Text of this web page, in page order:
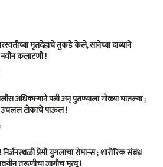
मृतदेहाचे तुकडे केले, सानेच्या दाव्याने
नवीन कलाटणी !
अधिकाऱ्याने पत्नी अन् पुतण्याला गोळ्या घातल्या ;
उचललं टोकाचे पाऊल !
प्रेमी युगलाचा रोमान्स ; शारीरिक संबंध
तरूणीचा जागीच मृत्यू !